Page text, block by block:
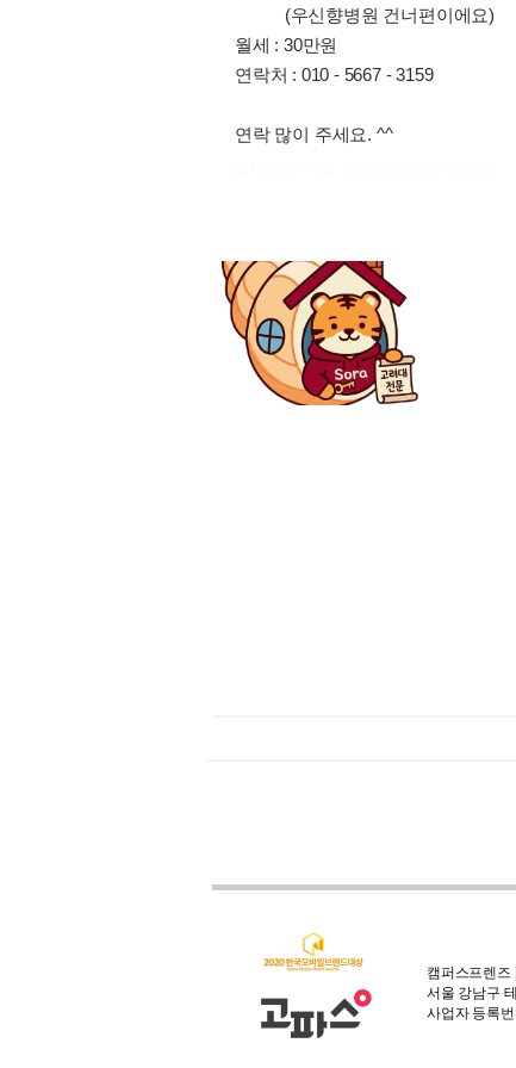
(우신향병원 건너편이에요)
월세 : 30만원
연락처 : 010 - 5667 - 3159
연락 많이 주세요. ^^
캠퍼스프렌즈
서울 강남구
사업자 등록